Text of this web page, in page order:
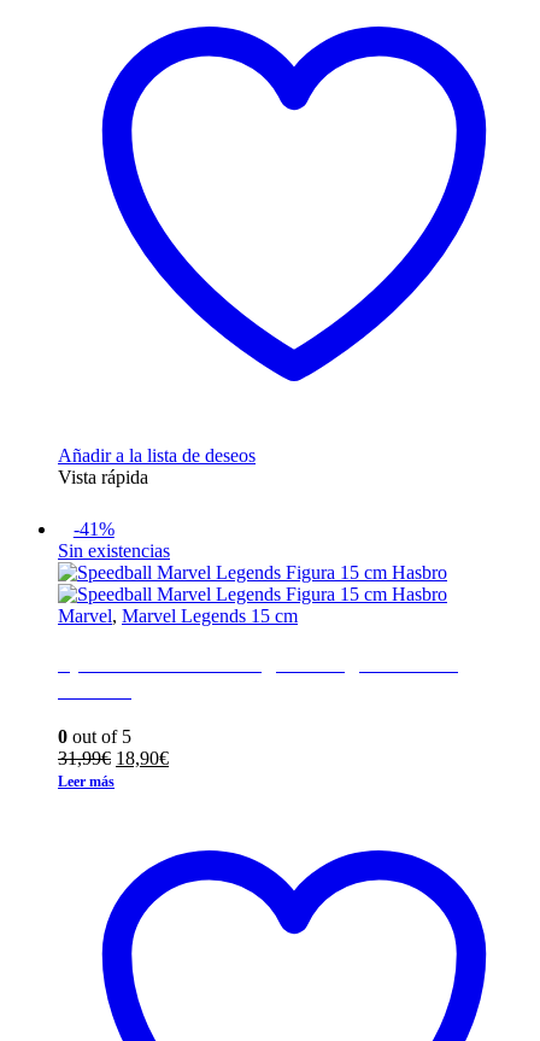
Añadir a la lista de deseos
Vista rápida
-41%
Sin existencias
Marvel, Marvel Legends 15 cm
0 out of 5
31,99€ El
18,90€El
Leer más